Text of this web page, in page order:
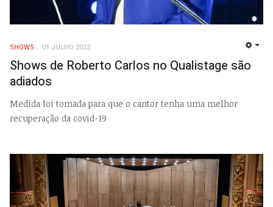
SHOWS 01 JULHO 2022
Shows de Roberto Carlos no Qualistage são
adiados
Medida foi tomada para que o cantor tenha uma melhor
recuperação da covid-19